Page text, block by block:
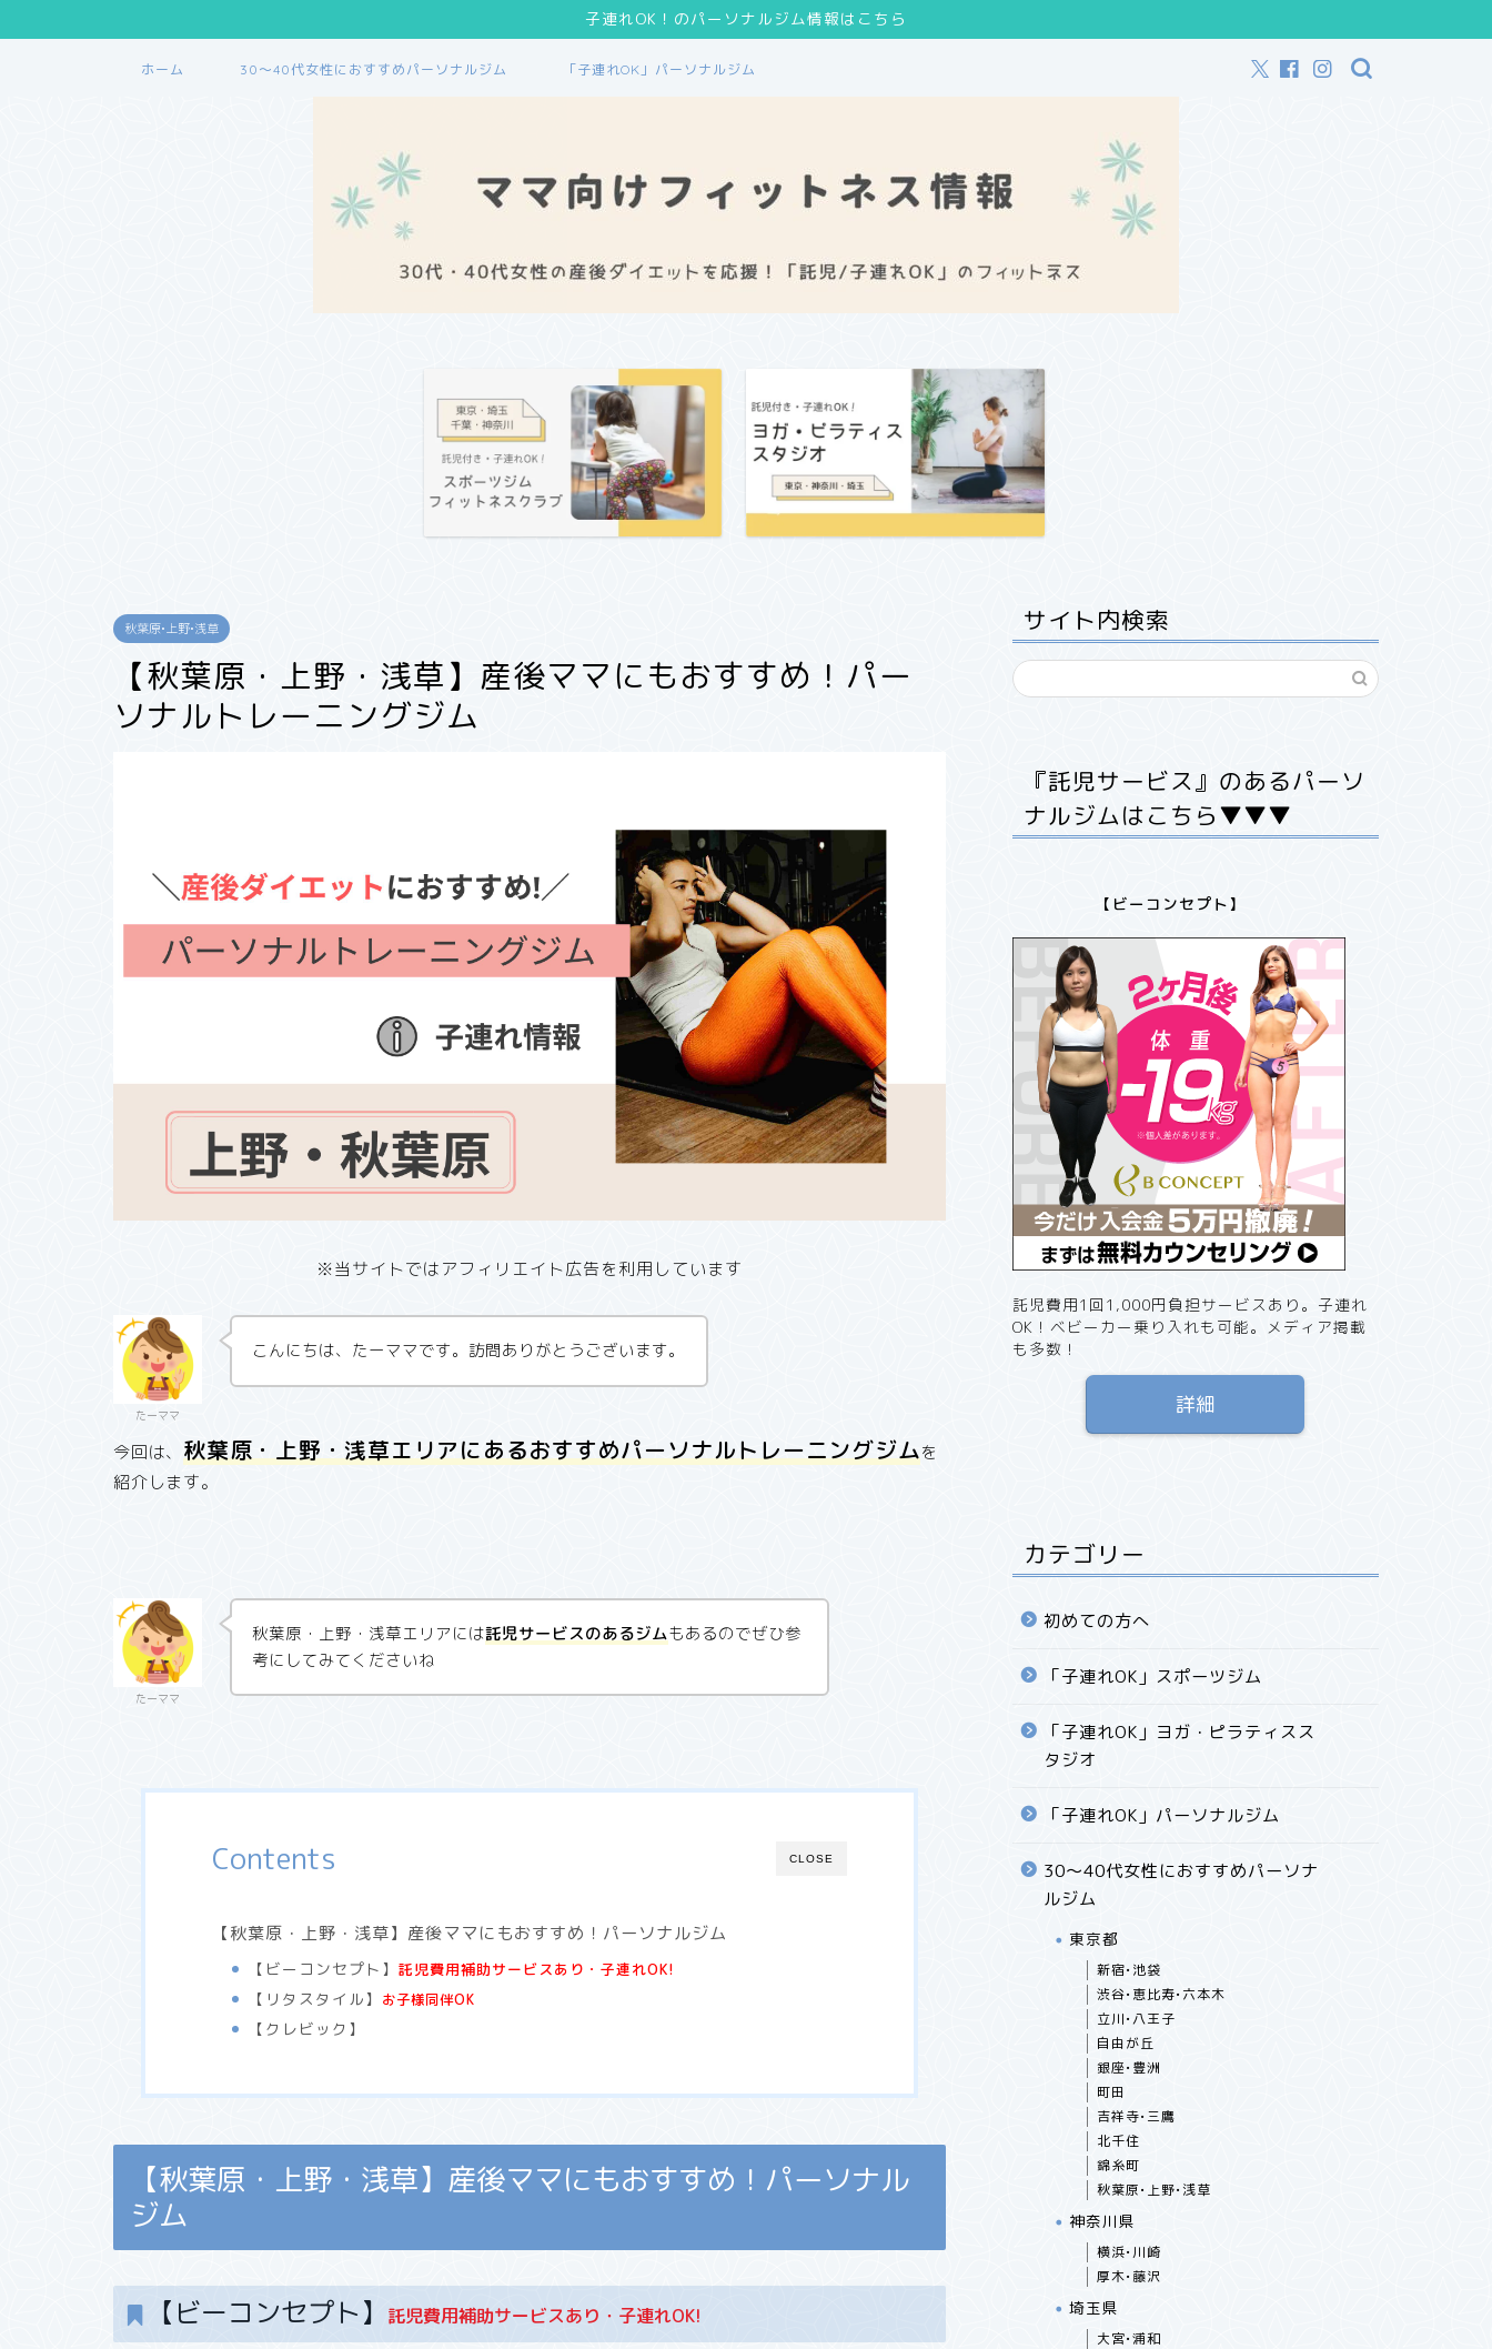
子連れOK！のパーソナルジム情報はこちら
ホーム 30〜40代女性におすすめパーソナルジム 「子連れOK」パーソナルジム
秋葉原•上野•浅草
【秋葉原・上野・浅草】産後ママにもおすすめ！パー
ソナルトレーニングジム
※当サイトではアフィリエイト広告を利用しています
たーママ
こんにちは、たーママです。訪問ありがとうございます。
今回は、 秋葉原・上野・浅草エリアにあるおすすめパーソナルトレーニングジムを
紹介します。
たーママ
秋葉原・上野・浅草エリアには託児サービスのあるジムもあるのでぜひ参
考にしてみてくださいね
CLOSE
Contents
【秋葉原・上野・浅草】産後ママにもおすすめ！パーソナルジム
【ビーコンセプト】託児費用補助サービスあり・子連れOK!
【リタスタイル】 お子様同伴OK
【クレビック】
【秋葉原・上野・浅草】産後ママにもおすすめ！パーソナル
ジム
【ビーコンセプト】 託児費用補助サービスあり・子連れOK!
サイト内検索
『託児サービス』のあるパーソ
ナルジムはこちら▼▼▼
【ビーコンセプト】
託児費用1回1,000円負担サービスあり。子連れ
OK！ベビーカー乗り入れも可能。メディア掲載
も多数！
詳細
カテゴリー
初めての方へ
「子連れOK」スポーツジム
「子連れOK」ヨガ・ピラティスス
タジオ
「子連れOK」パーソナルジム
30〜40代女性におすすめパーソナ
ルジム
東京都
新宿•池袋
渋谷•恵比寿•六本木
立川•八王子
自由が丘
銀座•豊洲
町田
吉祥寺•三鷹
北千住
錦糸町
秋葉原•上野•浅草
神奈川県
横浜•川崎
厚木•藤沢
埼玉県
大宮•浦和